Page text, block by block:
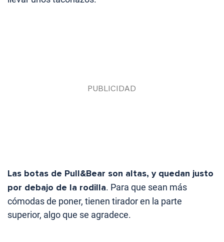
Las botas de Pull&Bear son altas, y quedan justo
por debajo de la rodilla. Para que sean más
cómodas de poner, tienen tirador en la parte
superior, algo que se agradece.